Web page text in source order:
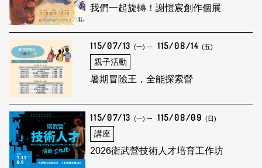
我們一起旋轉！謝愷宸創作個展
115/07/13 (一) 115/08/14 (五)
親子活動
暑期冒險王，全能探索營
115/07/13 (一) 115/08/09 (日)
講座
2026衛武營技術人才培育工作坊